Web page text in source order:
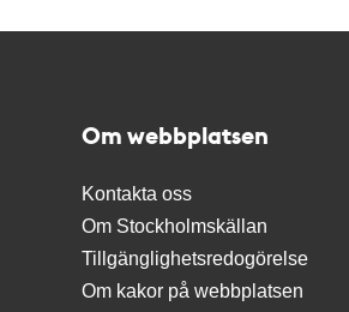
Om webbplatsen
Kontakta oss
Om Stockholmskällan
Tillgänglighetsredogörelse
Om kakor på webbplatsen